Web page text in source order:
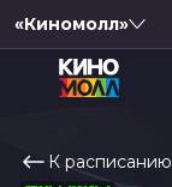
«Киномолл»
К расписанию